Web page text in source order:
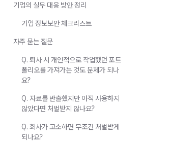
기업의 실무 대응 방안 정리
기업 정보보안 체크리스트
자주 묻는 질문
Q. 퇴사 시 개인적으로 작업했던 포트
폴리오를 가져가는 것도 문제가 되나
요?
Q. 자료를 반출했지만 아직 사용하지
않았다면 처벌받지 않나요?
Q. 회사가 고소하면 무조건 처벌받게
되나요?